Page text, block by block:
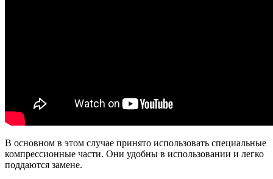
В основном в этом случае принято использовать специальные
компрессионные части. Они удобны в использовании и легко
поддаются замене.